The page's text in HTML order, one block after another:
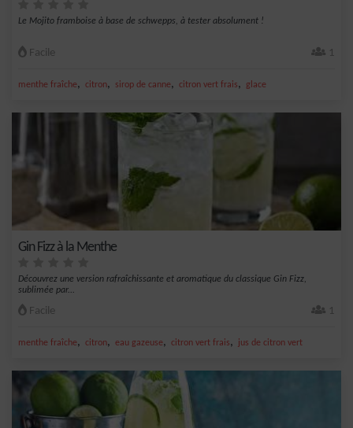
Le Mojito framboise à base de schwepps, à tester absolument !
Facile 1
menthe fraîche, citron, sirop de canne, citron vert frais, glace
Gin Fizz à la Menthe
Découvrez une version rafraîchissante et aromatique du classique Gin Fizz,
sublimée par...
Facile 1
menthe fraîche, citron, eau gazeuse, citron vert frais, jus de citron vert